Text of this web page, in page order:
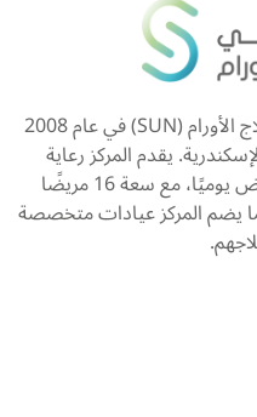
تأسس المركز التخصصي العالمي لعلاج الأورام (SUN) في عام 2008
يقدم المركز رعاية
طبية عالية الجودة لأكثر من 200 مريض يوميًا، مع سعة 16 مريضًا
كما يضم المركز عيادات متخصصة